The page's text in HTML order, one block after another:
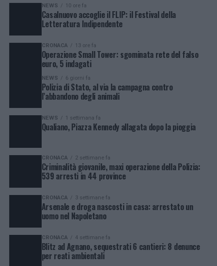
NEWS 10 ore fa
Casalnuovo accoglie il FLIP: il Festival della
Letteratura Indipendente
CRONACA 13 ore fa
Operazione Small Tower: sgominata rete del falso
euro, 5 indagati
NEWS 6 giorni fa
Polizia di Stato, al via la campagna contro
l’abbandono degli animali
NEWS 1 settimana fa
Qualiano, Piazza Kennedy allagata dopo la pioggia
CRONACA 2 settimane fa
Criminalità giovanile, maxi operazione della Polizia:
539 arresti in 44 province
CRONACA 3 settimane fa
Arsenale e droga nascosti in casa: arrestato un
uomo nel Napoletano
CRONACA 4 settimane fa
Blitz ad Agnano, sequestrati 6 cantieri: 8 denunce
per reati ambientali